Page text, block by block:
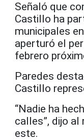
Señaló que
Castillo ha
municipales
aperturó el
febrero
Paredes
Castillo
“Nadie ha
calles”, dijo al
este.